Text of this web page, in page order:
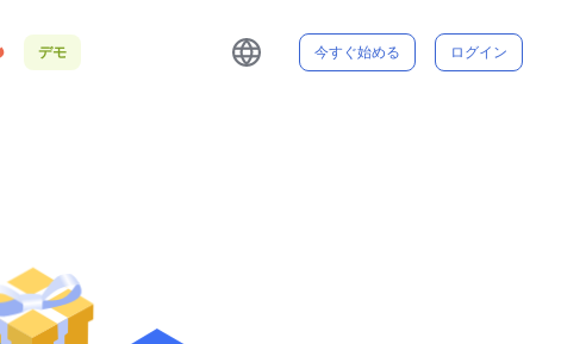
デモ 今すぐ始める ログイン